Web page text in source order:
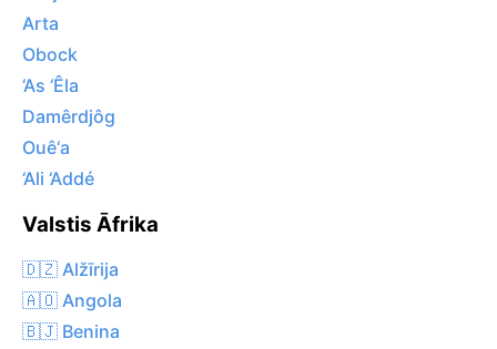
Arta
Obock
‘As ‘Êla
Damêrdjôg
Ouê‘a
‘Ali ‘Addé
Valstis Āfrika
🇩🇿 Alžīrija
🇦🇴 Angola
🇧🇯 Benina